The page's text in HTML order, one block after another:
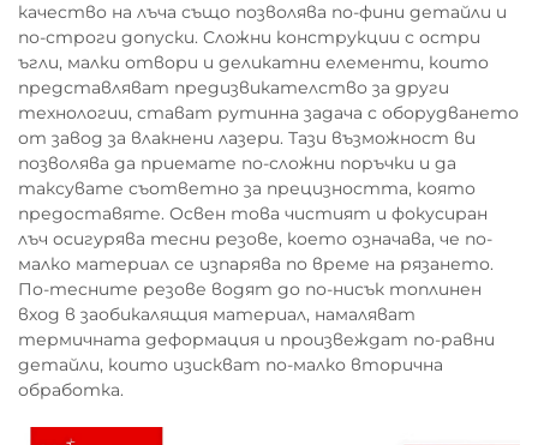
качество на лъча също позволява по-фини детайли и
по-строги допуски. Сложни конструкции с остри
ъгли, малки отвори и деликатни елементи, които
представляват предизвикателство за други
технологии, стават рутинна задача с оборудването
от завод за влакнени лазери. Тази възможност ви
позволява да приемате по-сложни поръчки и да
таксувате съответно за прецизността, която
предоставяте. Освен това чистият и фокусиран
лъч осигурява тесни резове, което означава, че по-
малко материал се изпарява по време на рязането.
По-тесните резове водят до по-нисък топлинен
вход в заобикалящия материал, намаляват
термичната деформация и произвеждат по-равни
детайли, които изискват по-малко вторична
обработка.